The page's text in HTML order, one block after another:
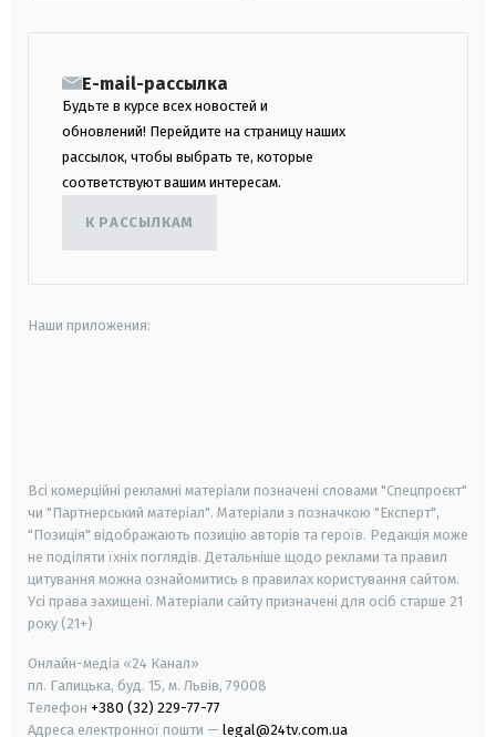
E-mail-рассылка
Будьте в курсе всех новостей и
обновлений! Перейдите на страницу наших
рассылок, чтобы выбрать те, которые
соответствуют вашим интересам.
К РАССЫЛКАМ
Наши приложения:
Всі комерційні рекламні матеріали позначені словами "Спецпроєкт"
чи "Партнерський матеріал". Матеріали з позначкою "Експерт",
"Позиція" відображають позицію авторів та героїв. Редакція може
не поділяти їхніх поглядів. Детальніше щодо реклами та правил
цитування можна ознайомитись в правилах користування сайтом.
Усі права захищені. Матеріали сайту призначені для осіб старше 21
року (21+)
Онлайн-медіа «24 Канал»
пл. Галицька, буд. 15, м. Львів, 79008
Телефон +380 (32) 229-77-77
Адреса електронної пошти — legal@24tv.com.ua